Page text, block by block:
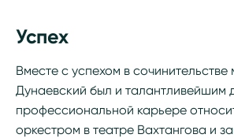
Успех
Вместе с успехом в сочинительстве
Дунаевский был и талантливейшим
профессиональной карьере
оркестром в театре Вахтангова и